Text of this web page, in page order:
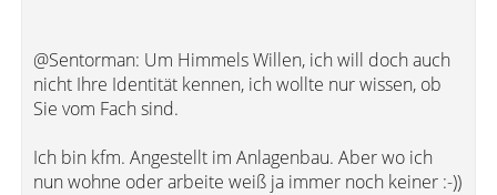
@Sentorman: Um Himmels Willen, ich will doch auch
nicht Ihre Identität kennen, ich wollte nur wissen, ob
Sie vom Fach sind.
Ich bin kfm. Angestellt im Anlagenbau. Aber wo ich
nun wohne oder arbeite weiß ja immer noch keiner :-))